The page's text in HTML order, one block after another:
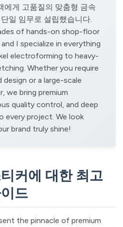
에게 고품질의 맞춤형 금속
일 임무로 설립했습니다.
of hands-on shop-floor
I specialize in everything
electroforming to heavy-
Whether you require
design or a large-scale
we bring premium
quality control, and deep
every project. We look
brand truly shine!
커에 대한 최고
드
the pinnacle of premium